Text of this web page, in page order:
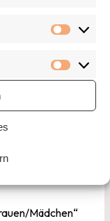
für
Mädchen“